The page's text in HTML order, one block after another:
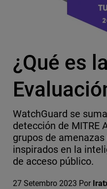
¿Qué es la
WatchGuard se
detección de MITRE
grupos de
inspirados en la
de acceso público.
27 Setembro 2023 Por